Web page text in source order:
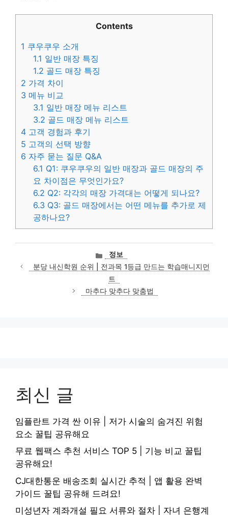
Contents
1 쿠우쿠우 소개
1.1 일반 매장 특징
1.2 골드 매장 특징
2 가격 차이
3 메뉴 비교
3.1 일반 매장 메뉴 리스트
3.2 골드 매장 메뉴 리스트
4 고객 경험과 후기
5 고객의 선택 방향
6 자주 묻는 질문 Q&A
6.1 Q1: 쿠우쿠우의 일반 매장과 골드 매장의 주
요 차이점은 무엇인가요?
6.2 Q2: 각각의 매장 가격대는 어떻게 되나요?
6.3 Q3: 골드 매장에서는 어떤 메뉴를 추가로 제
공하나요?
카
테
고
리
정보
분당 내신학원 순위 | 전과목 1등급 만드는 학습매니지먼
트
마추다 맞추다 맞춤법
최신 글
임플란트 가격 싼 이유 | 저가 시술의 숨겨진 위험
요소 꿀팁 공유해요
무료 웹팩스 추천 서비스 TOP 5 | 기능 비교 꿀팁
공유해요!
CJ대한통운 배송조회 실시간 추적 | 앱 활용 완벽
가이드 꿀팁 공유해 드려요!
미성년자 계좌개설 필요 서류와 절차 | 자녀 은행계